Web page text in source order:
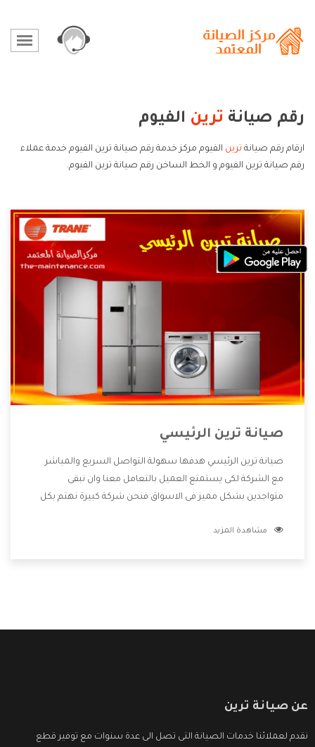
رقم صيانة ترين الفيوم
ارقام رقم صيانة ترين الفيوم مركز خدمة رقم صيانة ترين الفيوم خدمة عملاء
رقم صيانة ترين الفيوم و الخط الساخن رقم صيانة ترين الفيوم.
صيانة ترين الرئيسي
صيانة ترين الرئيسي هدفها سهولة التواصل السريع والمباشر
مع الشركة لكى يستمتع العميل بالتعامل معنا وان نبقى
متواجدين بشكل مميز فى الاسواق فنحن شركة كبيرة نهتم بكل
الشركة بها والتى تكون منها خدمة الصيانة التى تكون من أهم
مشاهدة المزيد
عن صيانة ترين
نقدم لعملائنا خدمات الصيانة التى تصل الى عدة سنوات مع توفير قطع